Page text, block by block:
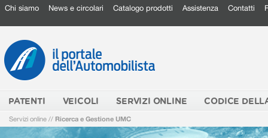
Chi siamo News e circolari Catalogo prodotti Assistenza Contatti
PATENTI VEICOLI SERVIZI ONLINE CODICE
Servizi online // Ricerca e Gestione UMC